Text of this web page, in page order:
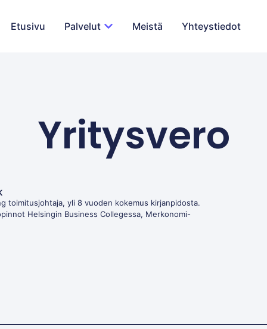
Etusivu Palvelut Meistä Yhteystiedot
Yritysvero
toimitusjohtaja, yli 8 vuoden kokemus kirjanpidosta.
Helsingin Business Collegessa, Merkonomi-